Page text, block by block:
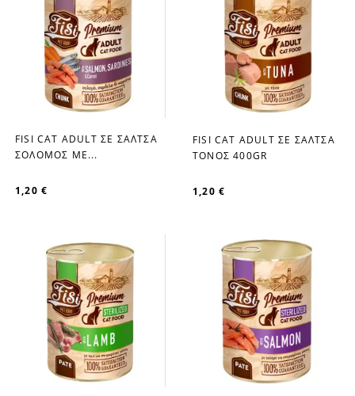
favorite_border
FISI CAT ADULT ΣΕ ΣΑΛΤΣΑ
ΣΟΛΟΜΟΣ ΜΕ...
1,20 €
favorite_border
FISI CAT ADULT ΣΕ ΣΑΛΤΣΑ
ΤΟΝΟΣ 400GR
1,20 €